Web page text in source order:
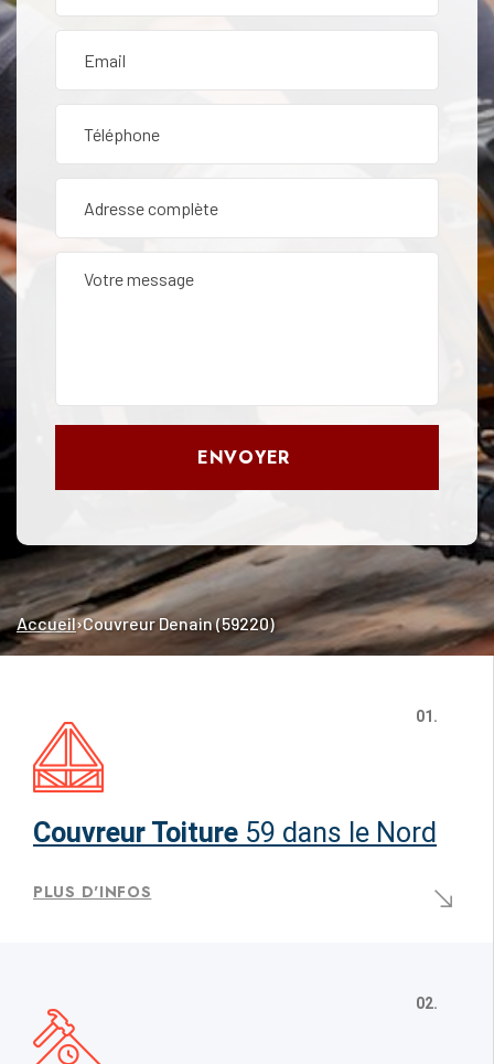
ENVOYER
Accueil›Couvreur Denain (59220)
01.
Couvreur Toiture 59 dans le Nord
PLUS D'INFOS
02.